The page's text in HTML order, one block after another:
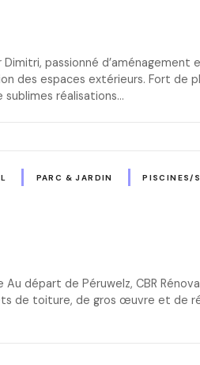
passionné d’aménagement
des espaces extérieurs. Fort de
réalisations…
PARC & JARDIN PISCINES/
départ de Péruwelz, CBR
de toiture, de gros œuvre et de